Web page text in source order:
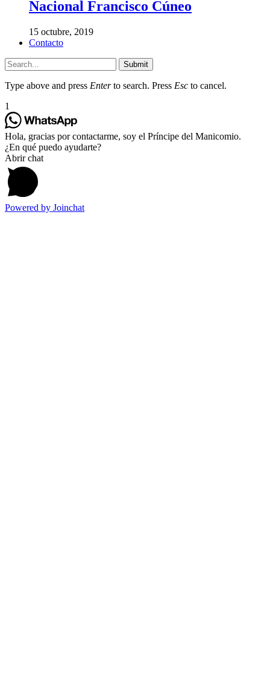
Nacional Francisco Cúneo
15 octubre, 2019
Contacto
Submit
Type above and press Enterto search. Press Esc to cancel.
1
Hola, gracias por contactarme, soy el Príncipe del Manicomio.
¿En qué puedo ayudarte?
Abrir chat
Powered by Joinchat